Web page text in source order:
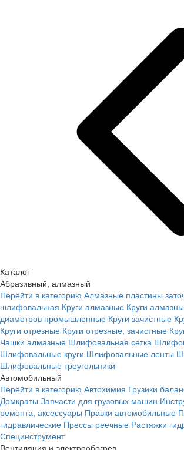
Каталог
Абразивный, алмазный
Перейти в категорию Алмазные пластины
шлифовальная Круги алмазные Круги
диаметров промышленные Круги зачистные
Круги отрезные Круги отрезные, зачистные
Чашки алмазные Шлифовальная сетка
Шлифовальные круги Шлифовальные ленты
Шлифовальные треугольники
Автомобильный
Перейти в категорию Автохимия Грузики
Домкраты Запчасти для грузовых машин
ремонта, аксессуары Правки автомобильные
гидравлические Прессы реечные Растяжки
Специнструмент
Вентиляция и электрообогрев